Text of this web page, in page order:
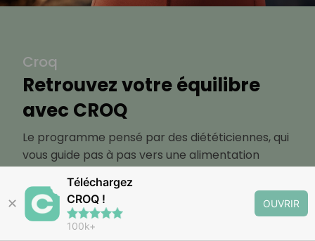
Croq
Retrouvez votre équilibre
avec CROQ
Le programme pensé par des diététiciennes, qui
vous guide pas à pas vers une alimentation
bien-être
Découvrir
✕
Téléchargez
CROQ !
100k+
OUVRIR